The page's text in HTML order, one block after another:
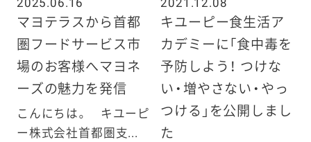
マヨテラスから首都
圏フードサービス市
場のお客様へマヨネ
ーズの魅力を発信
こんにちは。 キユーピ
ー株式会社首都圏支...
キユーピー食生活ア
カデミーに「食中毒を
予防しよう！ つけな
い・増やさない・やっ
つける」を公開しまし
た